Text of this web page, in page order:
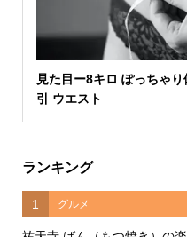
見た目ー8キロ ぽっちゃ
引 ウエスト
ランキング
1 グルメ